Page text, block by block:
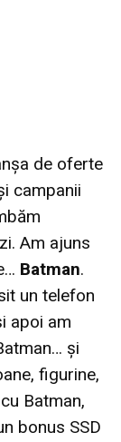
de oferte
campanii
Am ajuns
Batman.
un telefon
apoi am
şi
figurine,
Batman,
bonus SSD